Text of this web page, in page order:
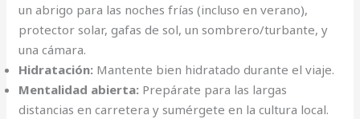
un abrigo para las noches frías (incluso en verano),
protector solar, gafas de sol, un sombrero/turbante, y
una cámara.
Hidratación: Mantente bien hidratado durante el viaje.
Mentalidad abierta: Prepárate para las largas
distancias en carretera y sumérgete en la cultura local.